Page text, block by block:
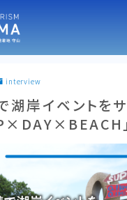
interview
湖岸イベントを